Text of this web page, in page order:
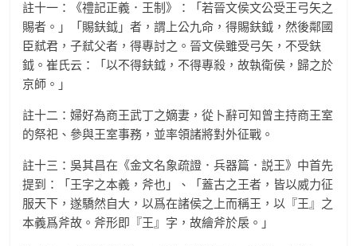
註十一：《禮記正義．王制》：「若晉文侯文公受王弓矢之
賜者。」「賜鈇鉞」者，謂上公九命，得賜鈇鉞，然後鄰國
臣弒君，子弒父者，得專討之。晉文侯雖受弓矢，不受鈇
鉞。崔氏云：「以不得鈇鉞，不得專殺，故執衛侯，歸之於
京師。」
註十二：婦好為商王武丁之嫡妻，從卜辭可知曾主持商王室
的祭祀、參與王室事務，並率領諸將對外征戰。
註十三：吳其昌在《金文名象疏證．兵器篇．説王》中首先
提到：「王字之本義，斧也」、「蓋古之王者，皆以威力征
服天下，遂驕然自大，以爲在諸侯之上而稱王，以『王』之
本義爲斧故。斧形即『王』字，故繪斧於扆。」